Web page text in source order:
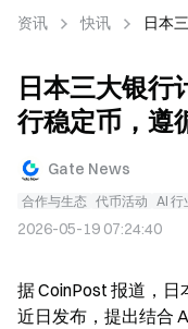
资讯 快讯 日本
日本三大银行
行稳定币，遵
Gate News
合作与生态 代币活动 AI 行
2026-05-19 07:24:40
据 CoinPost 报道，日
近日发布，提出结合